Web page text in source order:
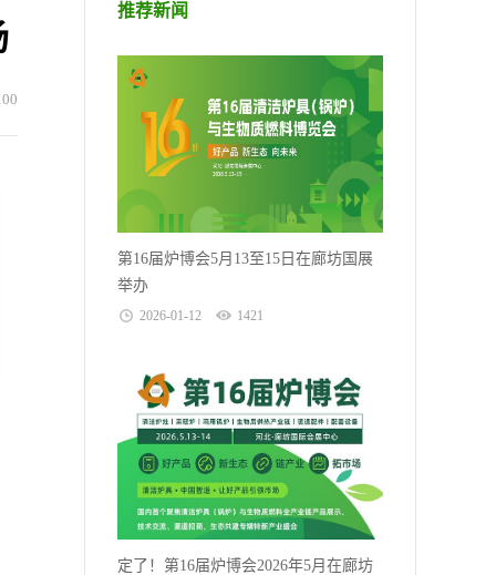
推荐新闻
第16届炉博会5月13至15日在廊坊国展
举办
2026-01-12 1421
定了！第16届炉博会2026年5月在廊坊